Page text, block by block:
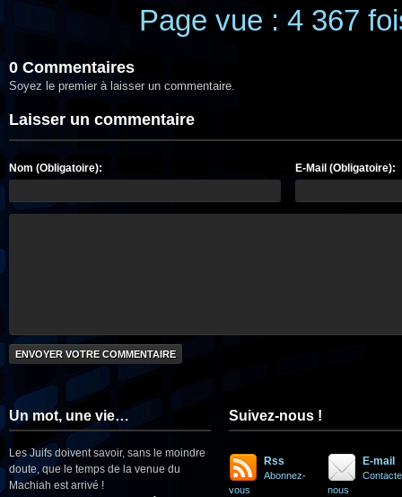
Page vue : 4 367
0 Commentaires
Soyez le premier à laisser un commentaire.
Laisser un commentaire
Nom (Obligatoire): E-Mail (Obligatoire):
Un mot, une vie…
Les Juifs doivent savoir, sans le moindre
doute, que le temps de la venue du
Machiah est arrivé !
Suivez-nous !
Rss
Abonnez-
vous
E-mail
nous